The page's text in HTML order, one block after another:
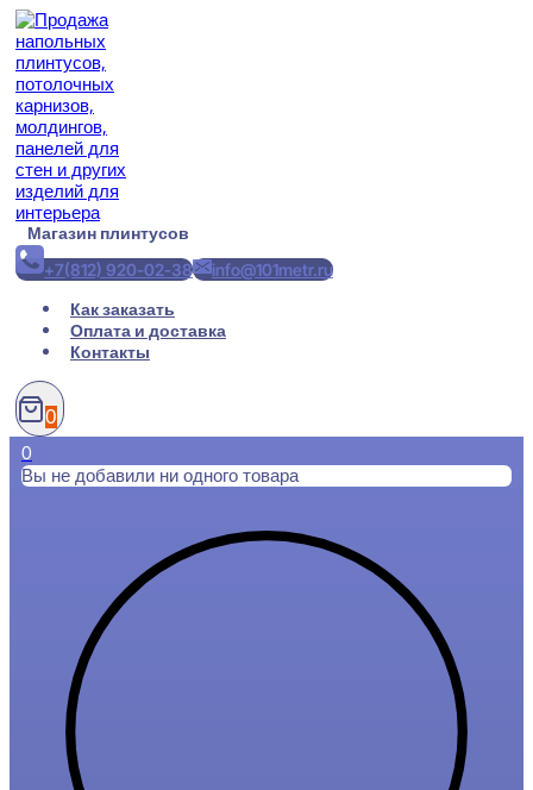
Перейти
содержимому
Магазин плинтусов
+7(812) 920-02-38
info@101metr.ru
Как заказать
Оплата и доставка
Контакты
0
0
Вы не добавили ни одного товара